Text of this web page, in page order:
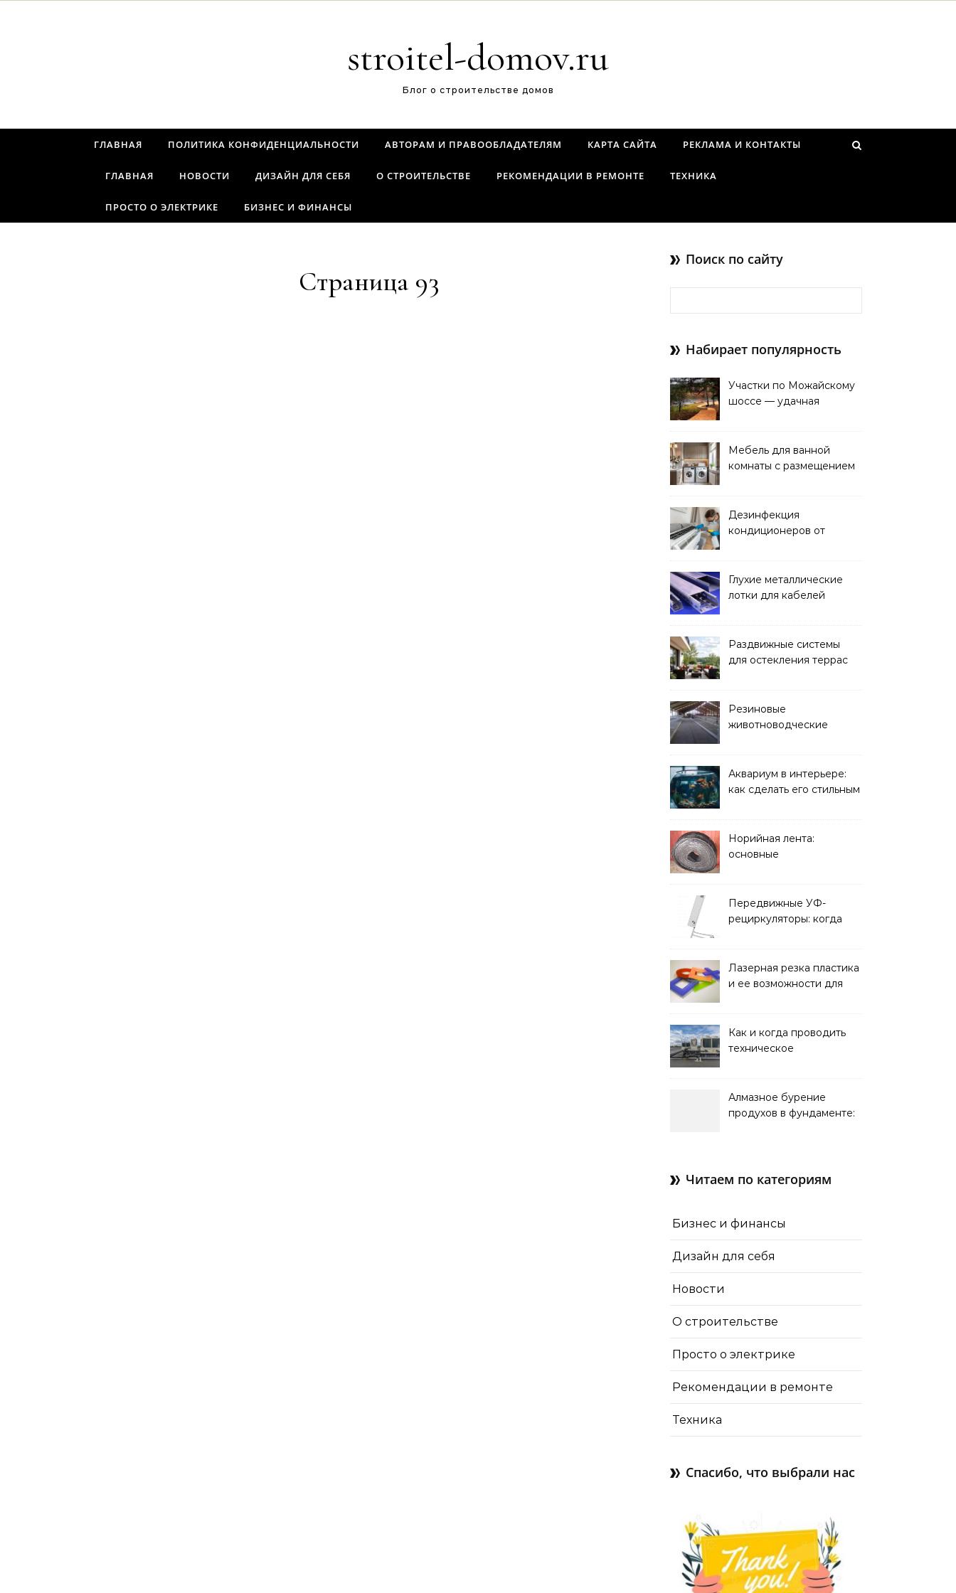
stroitel-domov.ru
Блог о строительстве домов
ГЛАВНАЯ ПОЛИТИКА КОНФИДЕНЦИАЛЬНОСТИ АВТОРАМ И ПРАВООБЛАДАТЕЛЯМ КАРТА САЙТА РЕКЛАМА И КОНТАКТЫ
ГЛАВНАЯ НОВОСТИ ДИЗАЙН ДЛЯ СЕБЯ О СТРОИТЕЛЬСТВЕ РЕКОМЕНДАЦИИ В РЕМОНТЕ ТЕХНИКА
ПРОСТО О ЭЛЕКТРИКЕ БИЗНЕС И ФИНАНСЫ
Страница 93
Поиск по сайту
Набирает популярность
Участки по Можайскому
шоссе — удачная
Мебель для ванной
комнаты с размещением
Дезинфекция
кондиционеров от
Глухие металлические
лотки для кабелей
Раздвижные системы
для остекления террас
Резиновые
животноводческие
решать
Аквариум в интерьере:
как сделать его стильным
Норийная лента:
основные
и советы по выбору
Передвижные УФ-
рециркуляторы: когда
Лазерная резка пластика
и ее возможности для
Как и когда проводить
техническое
Алмазное бурение
продухов в фундаменте:
Читаем по категориям
Бизнес и финансы
Дизайн для себя
Новости
О строительстве
Просто о электрике
Рекомендации в ремонте
Техника
Спасибо, что выбрали нас